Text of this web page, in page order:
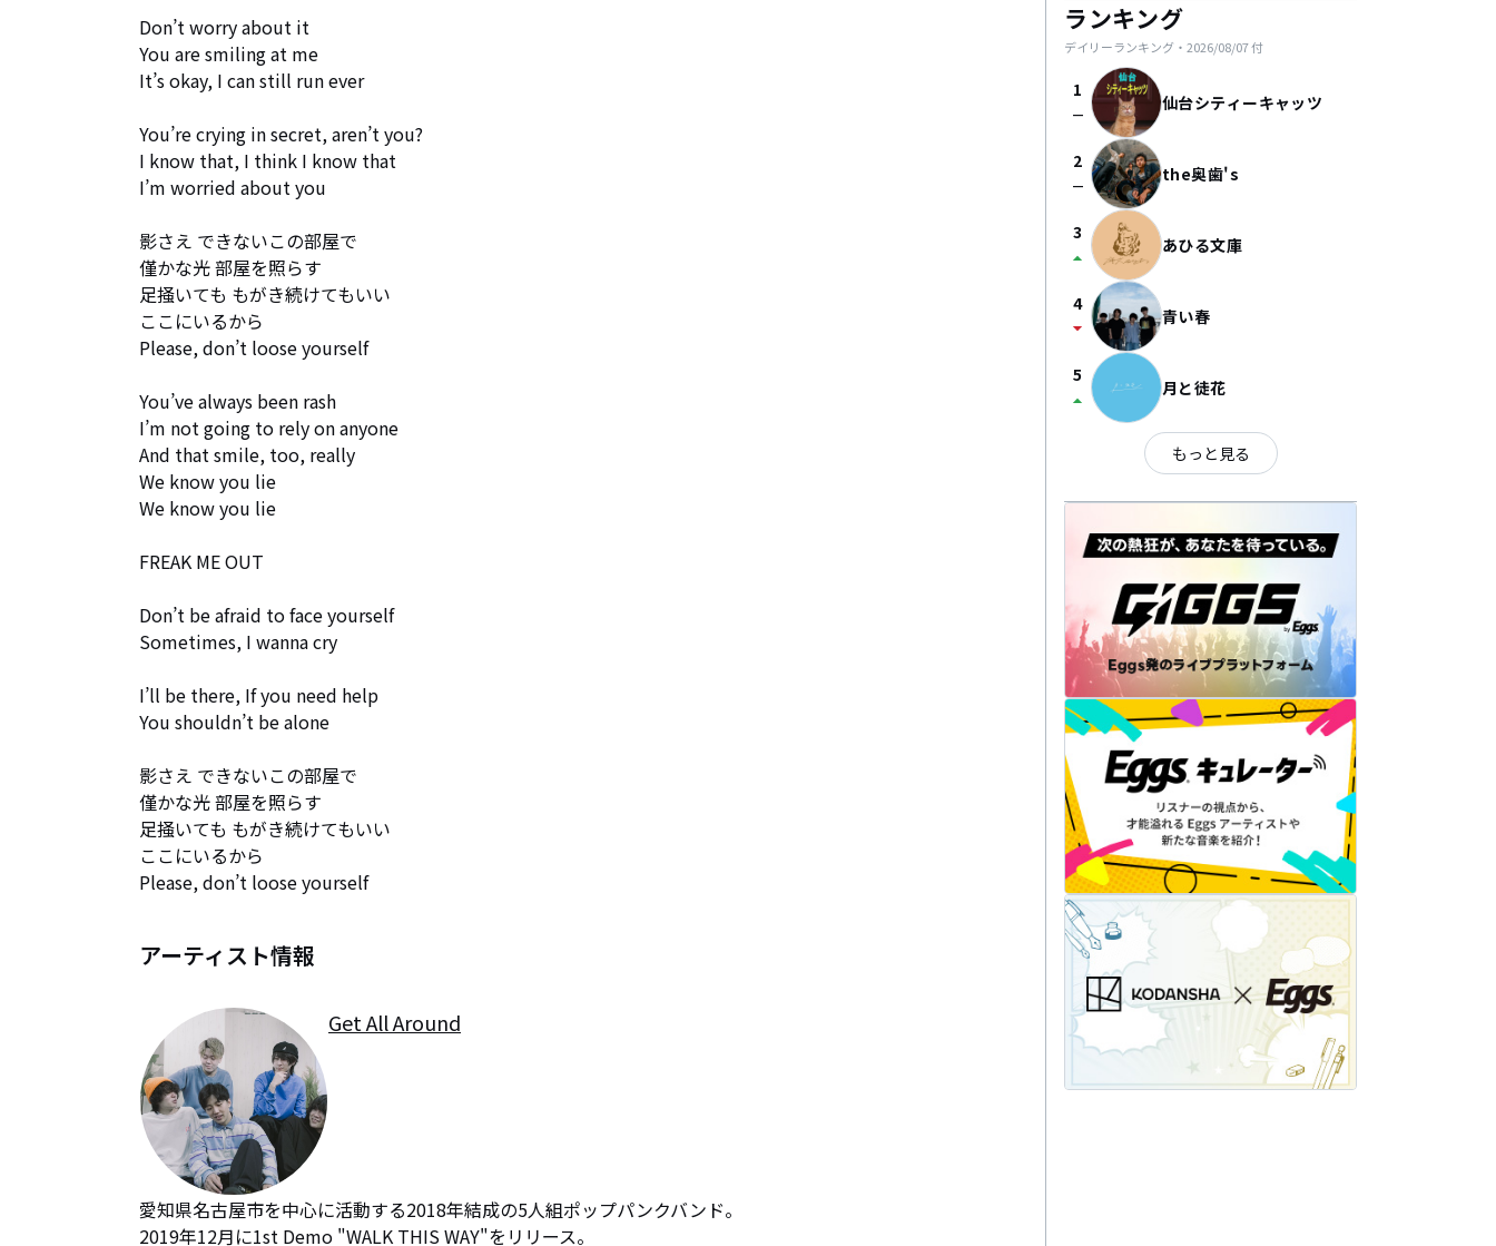
Don’t worry about it
You are smiling at me
It’s okay, I can still run ever
You’re crying in secret, aren’t you?
I know that, I think I know that
I’m worried about you
影さえ できないこの部屋で
僅かな光 部屋を照らす
足掻いても もがき続けてもいい
ここにいるから
Please, don’t loose yourself
You’ve always been rash
I’m not going to rely on anyone
And that smile, too, really
We know you lie
We know you lie
FREAK ME OUT
Don’t be afraid to face yourself
Sometimes, I wanna cry
I’ll be there, If you need help
You shouldn’t be alone
影さえ できないこの部屋で
僅かな光 部屋を照らす
足掻いても もがき続けてもいい
ここにいるから
Please, don’t loose yourself
アーティスト情報
Get All Around
愛知県名古屋市を中心に活動する2018年結成の5人組ポップパンクバンド。
2019年12月に1st Demo "WALK THIS WAY"をリリース。
ランキング
デイリーランキング・ 2026/08/07付
1
check_indeterminate_small 仙台シティーキャッツ
2
check_indeterminate_small the奥歯's
3
arrow_drop_up あひる文庫
4
arrow_drop_down 青い春
5
arrow_drop_up 月と徒花
もっと見る